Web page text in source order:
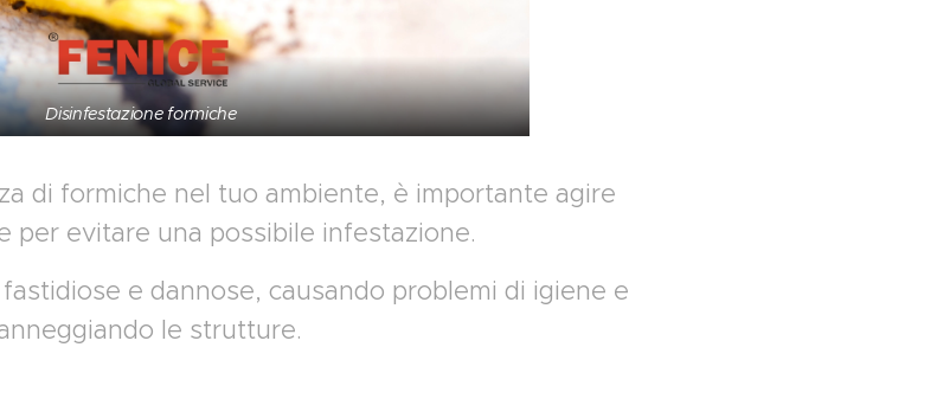
Disinfestazione formiche
di formiche nel tuo ambiente, è importante agire
per evitare una possibile infestazione.
e dannose, causando problemi di igiene e
le strutture.